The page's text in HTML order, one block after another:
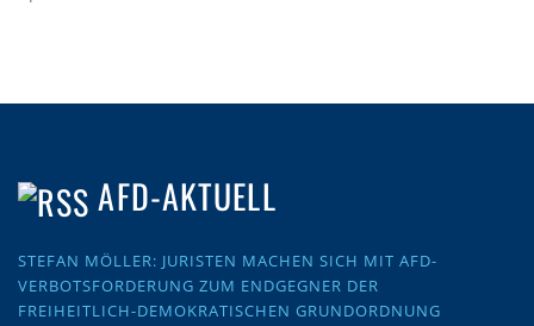
AFD-AKTUELL
STEFAN MÖLLER: JURISTEN MACHEN SICH MIT AFD-
VERBOTSFORDERUNG ZUM ENDGEGNER DER
FREIHEITLICH-DEMOKRATISCHEN GRUNDORDNUNG